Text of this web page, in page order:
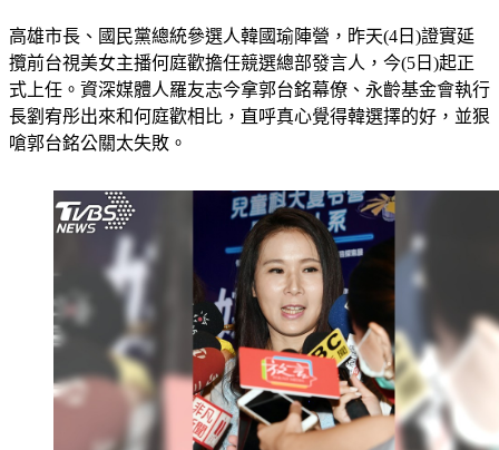
高雄市長、國民黨總統參選人韓國瑜陣營，昨天(4日)證實延
攬前台視美女主播何庭歡擔任競選總部發言人，今(5日)起正
式上任。資深媒體人羅友志今拿郭台銘幕僚、永齡基金會執行
長劉宥彤出來和何庭歡相比，直呼真心覺得韓選擇的好，並狠
嗆郭台銘公關太失敗。